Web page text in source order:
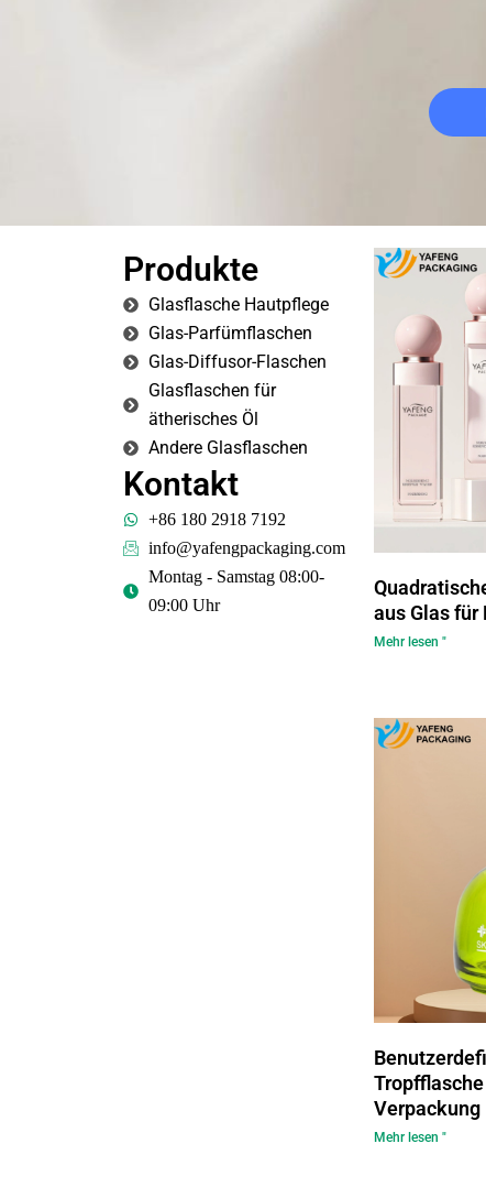
Produkte
Glasflasche Hautpflege
Glas-Parfümflaschen
Glas-Diffusor-Flaschen
Glasflaschen für
ätherisches Öl
Andere Glasflaschen
Kontakt
+86 180 2918 7192
info@yafengpackaging.com
Montag - Samstag 08:00-
09:00 Uhr
aus Glas
Mehr lesen "
Verpackung
Mehr lesen "